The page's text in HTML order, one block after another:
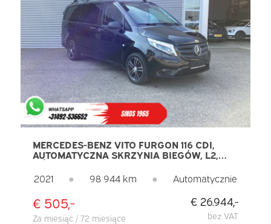
MERCEDES-BENZ VITO FURGON 116 CDI,
AUTOMATYCZNA SKRZYNIA BIEGÓW, L2,
POSTOJOWE, PODGRZEWANE FOTELE,
CARPLAY, KAMERA, TEMPOMAT, HAK
2021 ● 98 944 km ● Automatycznie
€ 505,-
Za miesiąc / 72 miesiące
€ 26.944,-
bez VAT